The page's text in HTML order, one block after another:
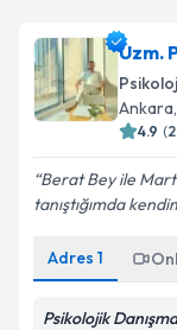
Uzm.
Ankara,
4.9 (
Berat Bey ile Mart
tanıştığımda
Adres 1
Psikolojik